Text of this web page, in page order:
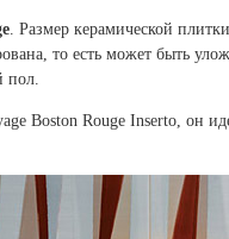
. Размер керамической
то есть может быть
пол.
Boston Rouge Inserto, он